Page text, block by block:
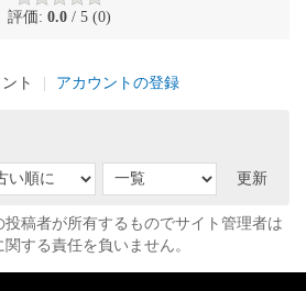
評価: 0.0 / 5 (0)
ト アカウントの登録
更新
投稿者が所有するものでサイト管理者は
関する責任を負いません。